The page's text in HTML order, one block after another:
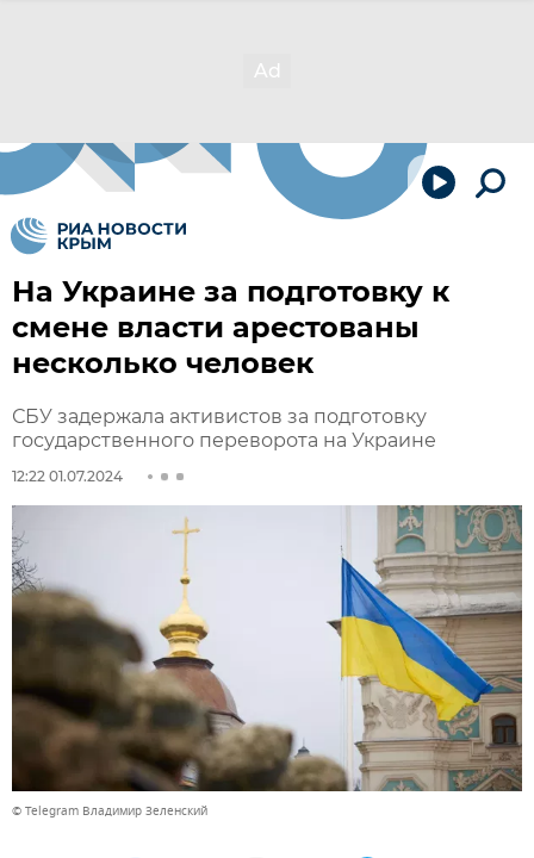
На Украине за подготовку к
смене власти арестованы
несколько человек
СБУ задержала активистов за подготовку
государственного переворота на Украине
12:22 01.07.2024
© Telegram Владимир Зеленский